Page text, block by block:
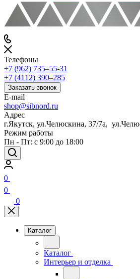
Телефоны
+7 (962) 735‒55-31
+7 (4112) 390‒285
Заказать звонок
E-mail
shop@sibnord.ru
Адрес
​г.Якутск, ул.Челюскина, 37/7а,
Режим работы
Пн - Пт: с 9:00 до 18:00
0
0
0
Каталог
Каталог
Интерьер и отделка